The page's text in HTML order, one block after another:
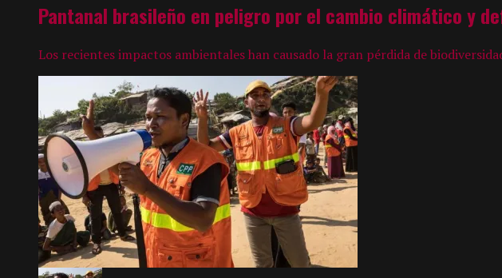
Pantanal brasileño en peligro por el cambio climático y
Los recientes impactos ambientales han causado la gran pérdida de